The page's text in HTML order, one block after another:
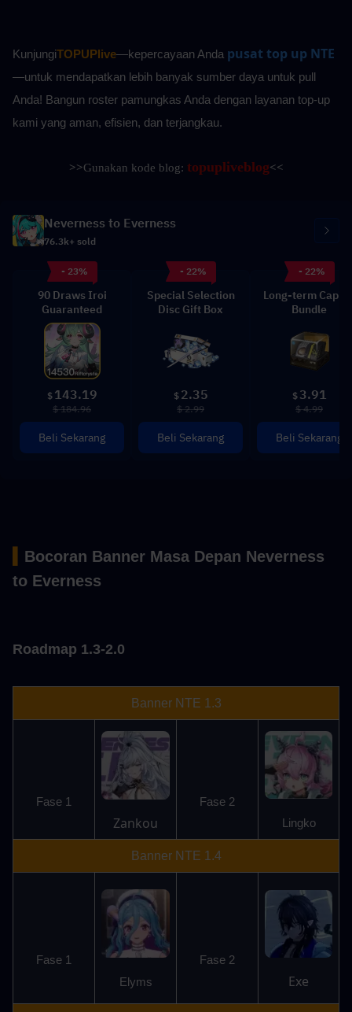
KunjungiTOPUPlive—kepercayaan Anda pusat top up NTE
—untuk mendapatkan lebih banyak sumber daya untuk pull
Anda! Bangun roster pamungkas Anda dengan layanan top-up
kami yang aman, efisien, dan terjangkau.
>>Gunakan kode blog: topupliveblog<<
Neverness to Everness
76.3k+ sold
- 23%
90 Draws Iroi
Guaranteed
$ 143.19
$ 184.96
Beli Sekarang
- 22%
Special Selection
Disc Gift Box
$ 2.35
$ 2.99
Beli Sekarang
- 22%
Long-term
Bundle
$ 3.91
$ 4.99
Beli Sekarang
Bocoran Banner Masa Depan Neverness
to Everness
Roadmap 1.3-2.0
Banner NTE 1.3
Fase 1
Zankou
Fase 2
Lingko
Banner NTE 1.4
Fase 1
Elyms
Fase 2
Exe